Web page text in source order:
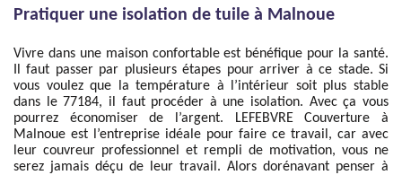
Pratiquer une isolation de tuile à Malnoue
Vivre dans une maison confortable est bénéfique pour la santé.
Il faut passer par plusieurs étapes pour arriver à ce stade. Si
vous voulez que la température à l’intérieur soit plus stable
dans le 77184, il faut procéder à une isolation. Avec ça vous
pourrez économiser de l’argent. LEFEBVRE Couverture à
Malnoue est l’entreprise idéale pour faire ce travail, car avec
leur couvreur professionnel et rempli de motivation, vous ne
serez jamais déçu de leur travail. Alors dorénavant penser à